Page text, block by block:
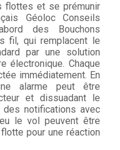
flottes et se prémunir
Géoloc Conseils
des Bouchons
fil, qui remplacent le
par une solution
électronique. Chaque
immédiatement. En
alarme peut être
et dissuadant le
des notifications avec
le vol peuvent être
pour une réaction